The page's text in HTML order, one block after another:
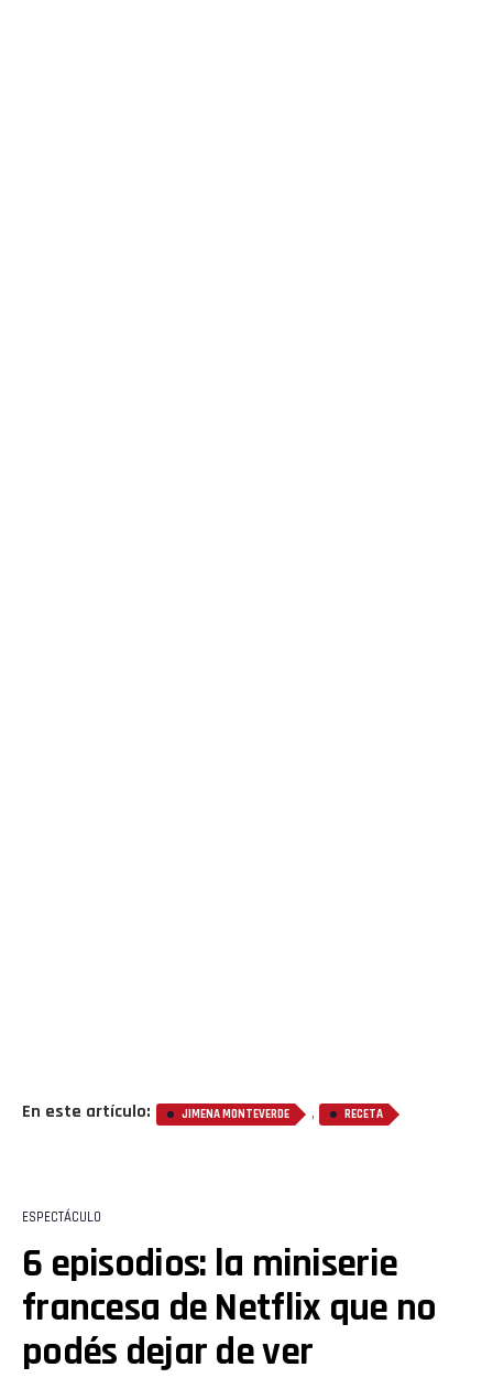
En este artículo: JIMENA MONTEVERDE , RECETA
ESPECTÁCULO
6 episodios: la miniserie
francesa de Netflix que no
podés dejar de ver
Flipboard
Reddit